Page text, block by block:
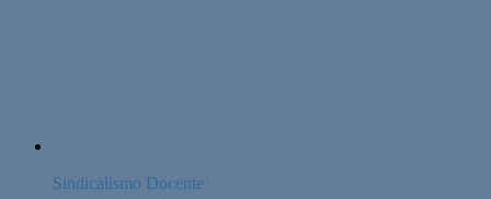
Sindicalismo Docente